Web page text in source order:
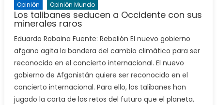
Opinión Opinión Mundo
Los talibanes seducen a Occidente con sus
minerales raros
Eduardo Robaina Fuente: Rebelión El nuevo gobierno
afgano agita la bandera del cambio climático para ser
reconocido en el concierto internacional. El nuevo
gobierno de Afganistán quiere ser reconocido en el
concierto internacional. Para ello, los talibanes han
jugado la carta de los retos del futuro que el planeta,